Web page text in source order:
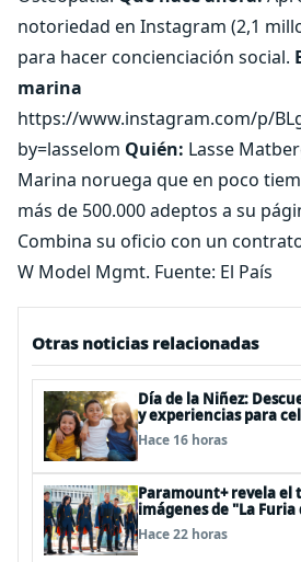
notoriedad en Instagram (2,1
para hacer concienciación social.
marina
https://www.instagram.com/p/
by=lasselom Quién: Lasse
Marina noruega que en poco
más de 500.000 adeptos a su
Combina su oficio con un
W Model Mgmt. Fuente: El País
Otras noticias relacionadas
Día de la Niñez:
y experiencias para
Hace 16 horas
Paramount+ revela el
imágenes de "La Furia
Thundermans"
Hace 22 horas